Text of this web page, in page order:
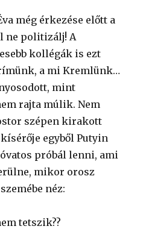
még érkezése előtt a
ne politizálj! A
kollégák is ezt
a mi Kremlünk…
mint
rajta múlik. Nem
szépen kirakott
egyből Putyin
próbál lenni, ami
mikor orosz
néz:
tetszik??